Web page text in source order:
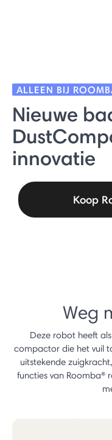
ALLEEN BIJ
Nieuwe
innovatie
Koop
Weg
Deze robot heeft
compactor die het vuil
uitstekende
functies van Roomba®